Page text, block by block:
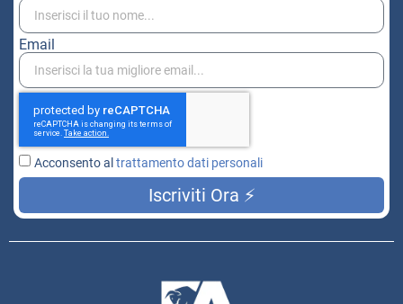
Email
Acconsento al trattamento dati personali
Iscriviti Ora ⚡